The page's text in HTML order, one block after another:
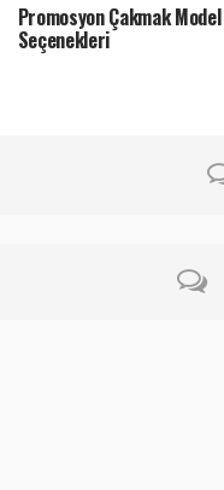
Promosyon Çakmak Model
Seçenekleri